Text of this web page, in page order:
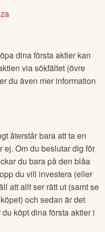
dina första aktier kan
via sökfältet (övre
du även mer information
återstår bara att ta en
Om du beslutar dig för
du bara på den blåa
du vill investera (eller
att allt ser rätt ut (samt se
och sedan är det
köpt dina första aktier i